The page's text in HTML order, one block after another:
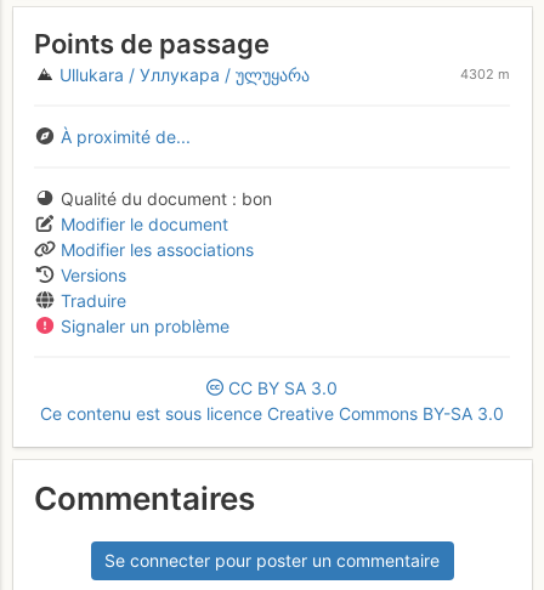
Points de passage
Ullukara / Уллукара / ულუყარა 4302 m
À proximité de...
Qualité du document
bon
Modifier le document
Modifier les associations
Versions
Traduire
Signaler un problème
CC BY SA 3.0
Ce contenu est sous licence Creative Commons BY-SA 3.0
Commentaires
Se connecter pour poster un commentaire